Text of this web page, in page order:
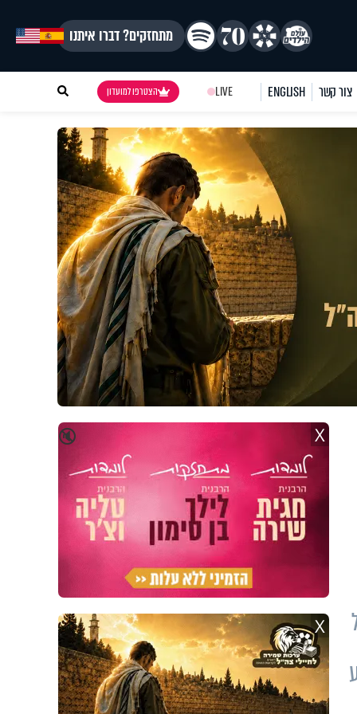
מתחזקים? דברו איתנו
צור קשר ENGLISH
LIVE הצטרפו למועדון
🔇 X
X